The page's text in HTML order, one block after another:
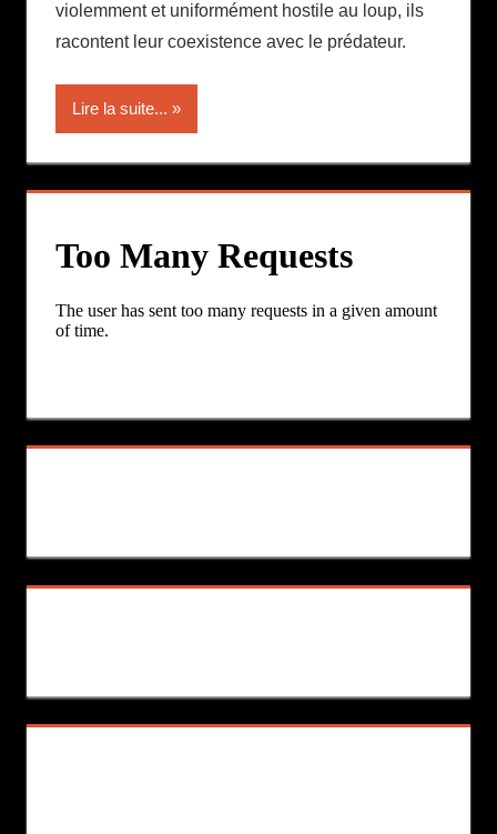
violemment et uniformément hostile au loup, ils
racontent leur coexistence avec le prédateur.
Lire la suite...